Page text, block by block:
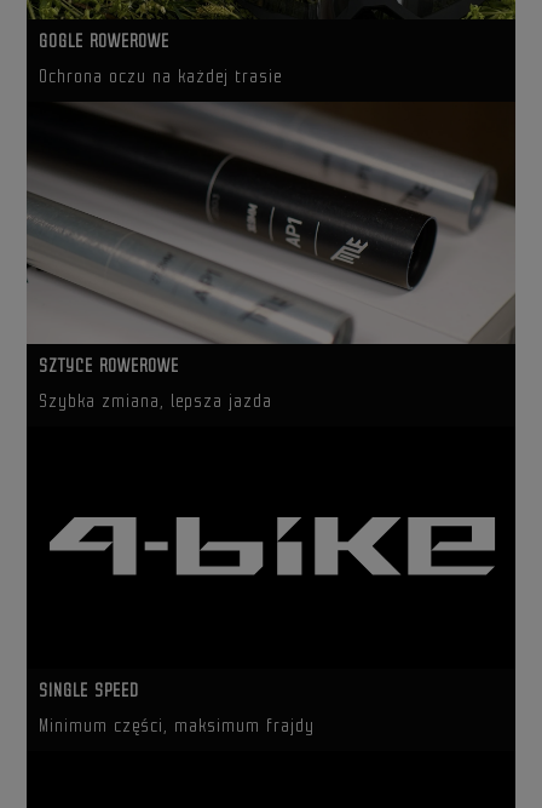
GOGLE ROWEROWE
Ochrona oczu na każdej trasie
SZTYCE ROWEROWE
Szybka zmiana, lepsza jazda
SINGLE SPEED
Minimum części, maksimum frajdy